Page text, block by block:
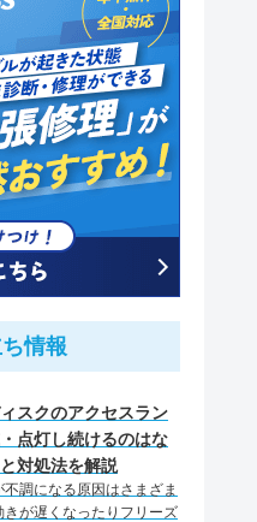
情報
スクのアクセスラン
点灯し続けるのはな
対処法を解説
調になる原因はさまざま
きが遅くなったりフリーズ